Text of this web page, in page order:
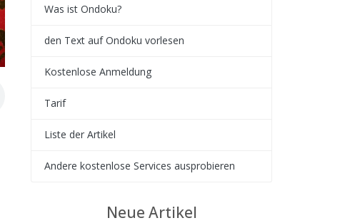
Was ist Ondoku?
den Text auf Ondoku vorlesen
Kostenlose Anmeldung
Tarif
Liste der Artikel
Andere kostenlose Services ausprobieren
Neue Artikel